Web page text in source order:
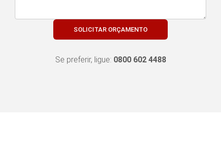
SOLICITAR ORÇAMENTO
Se preferir, ligue: 0800 602 4488